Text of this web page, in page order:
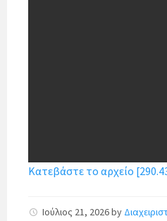
Κατεβάστε το αρχείο
Ιούλιος 21, 2026by